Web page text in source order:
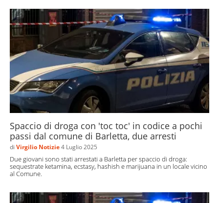
Spaccio di droga con 'toc toc' in codice a pochi
passi dal comune di Barletta, due arresti
di Virgilio Notizie4 Luglio 2025
Due giovani sono stati arrestati a Barletta per spaccio di droga:
sequestrate ketamina, ecstasy, hashish e marijuana in un locale vicino
al Comune.